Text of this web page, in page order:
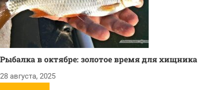
Рыбалка в октябре: золотое время для хищника
28 августа, 2025